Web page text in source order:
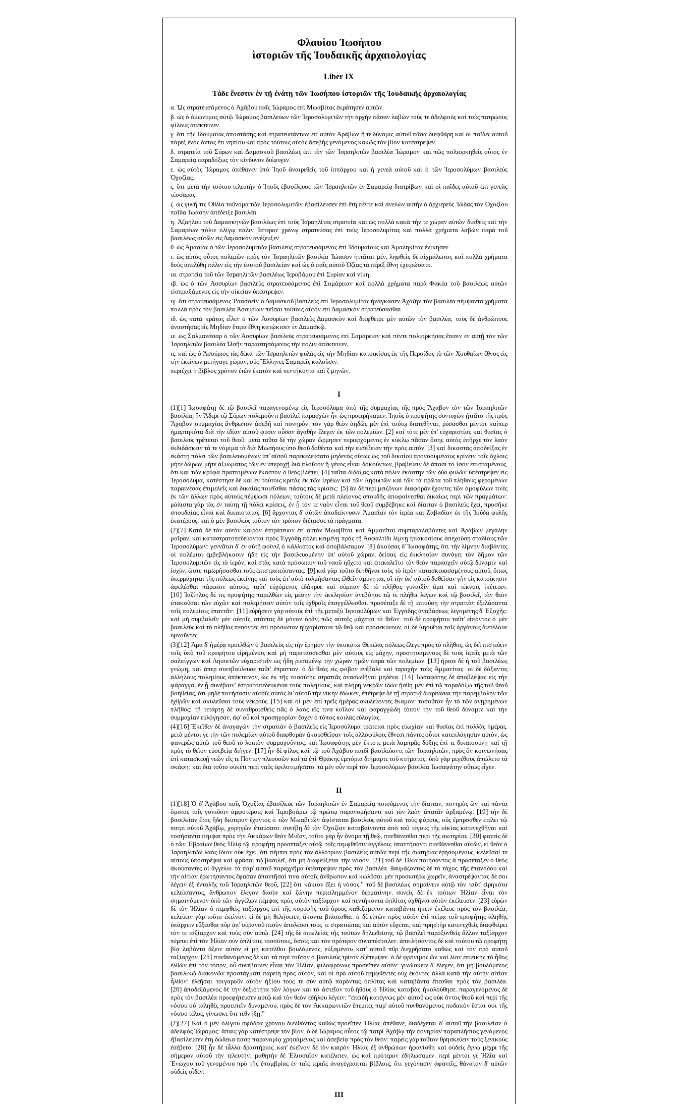
Φλαυίου Ἰωσήπου
ἱστοριῶν τῆς Ἰουδαικῆς ἀρχαιολογίας
Liber IX
Τάδε ἔνεστιν ἐν τῇ ἐνάτῃ τῶν Ἰωσήπου ἱστοριῶν τῆς Ἰουδαικῆς ἀρχαιολογίας
α. Ὡς στρατευσάμενος ὁ Ἀχάβου παῖς Ἰώραμος ἐπὶ Μωαβίτας ἐκράτησεν αὐτῶν.
β. ὡς ὁ ὁμώνυμος αὐτῷ Ἰώραμος βασιλεύων τῶν Ἱεροσολυμιτῶν τὴν ἀρχὴν πᾶσαν λαβὼν τούς τε ἀδελφοὺς καὶ τοὺς πατρῴους
φίλους ἀπέκτεινεν.
γ. ὅτι τῆς Ἰδουμαίας ἀποστάσης καὶ στρατευσάντων ἐπ' αὐτὸν Ἀράβων ἥ τε δύναμις αὐτοῦ πᾶσα διεφθάρη καὶ οἱ παῖδες αὐτοῦ
πάρεξ ἑνὸς ὄντος ἔτι νηπίου καὶ πρὸς τούτοις αὐτὸς ἀσεβὴς γενόμενος κακῶς τὸν βίον κατέστρεψεν.
δ. στρατεία τοῦ Σύρων καὶ Δαμασκοῦ βασιλέως ἐπὶ τὸν τῶν Ἰσραηλιτῶν βασιλέα Ἰώραμον καὶ πῶς πολιορκηθεὶς οὗτος ἐν
Σαμαρείᾳ παραδόξως τὸν κίνδυνον διέφυγεν.
ε. ὡς αὐτὸς Ἰώραμος ἀπέθανεν ὑπὸ Ἰηοῦ ἀναιρεθεὶς τοῦ ἱππάρχου καὶ ἡ γενεὰ αὐτοῦ καὶ ὁ τῶν Ἱεροσολύμων βασιλεὺς
Ὀχοζίας.
ς. ὅτι μετὰ τὴν τούτου τελευτὴν ὁ Ἰηοῦς ἐβασίλευσε τῶν Ἰσραηλιτῶν ἐν Σαμαρείᾳ διατρίβων καὶ οἱ παῖδες αὐτοῦ ἐπὶ γενεὰς
τέσσαρας.
ζ. ὡς γυνή τις Ὀθλία τοὔνομα τῶν Ἱεροσολυμιτῶν ἐβασίλευσεν ἐπὶ ἔτη πέντε καὶ ἀνελὼν αὐτὴν ὁ ἀρχιερεὺς Ἰώδας τὸν Ὀχοζίου
παῖδα Ἰωάσην ἀπέδειξε βασιλέα.
η. Ἀζαήλου τοῦ Δαμασκηνῶν βασιλέως ἐπὶ τοὺς Ἰσραηλίτας στρατεία καὶ ὡς πολλὰ κακὰ τήν τε χώραν αὐτῶν διαθεὶς καὶ τὴν
Σαμαρέων πόλιν ὀλίγῳ πάλιν ὕστερον χρόνῳ στρατεύσας ἐπὶ τοὺς Ἱεροσολυμίτας καὶ πολλὰ χρήματα λαβὼν παρὰ τοῦ
βασιλέως αὐτῶν εἰς Δαμασκὸν ἀνέζευξεν.
θ. ὡς Ἀμασίας ὁ τῶν Ἱεροσολυμιτῶν βασιλεὺς στρατευσάμενος ἐπὶ Ἰδουμαίους καὶ Ἀμαληκίτας ἐνίκησεν.
ι. ὡς αὐτὸς οὗτος πολεμῶν πρὸς τὸν Ἰσραηλιτῶν βασιλέα Ἰώασον ἡττᾶται μέν, ληφθεὶς δὲ αἰχμάλωτος καὶ πολλὰ χρήματα
δοὺς ἀπελύθη πάλιν εἰς τὴν ἑαυτοῦ βασιλείαν καὶ ὡς ὁ παῖς αὐτοῦ Ὀζίας τὰ πέριξ ἔθνη ἐχειρώσατο.
ια. στρατεία τοῦ τῶν Ἰσραηλιτῶν βασιλέως Ἱεροβάμου ἐπὶ Συρίαν καὶ νίκη.
ιβ. ὡς ὁ τῶν Ἀσσυρίων βασιλεὺς στρατευσάμενος ἐπὶ Σαμάρειαν καὶ πολλὰ χρήματα παρὰ Φακέα τοῦ βασιλέως αὐτῶν
εἰσπραξάμενος εἰς τὴν οἰκείαν ὑπέστρεψεν.
ιγ. ὅτι στρατευσάμενος Ῥαασσεὶν ὁ Δαμασκοῦ βασιλεὺς ἐπὶ Ἱεροσολυμίτας ἠνάγκασεν Ἀχάζην τὸν βασιλέα πέμψαντα χρήματα
πολλὰ πρὸς τὸν βασιλέα Ἀσσυρίων πεῖσαι τούτοις αὐτὸν ἐπὶ Δαμασκὸν στρατεύσασθαι.
ιδ. ὡς κατὰ κράτος εἷλεν ὁ τῶν Ἀσσυρίων βασιλεὺς Δαμασκὸν καὶ διέφθειρε μὲν αὐτῶν τὸν βασιλέα, τοὺς δὲ ἀνθρώπους
ἀναστήσας εἰς Μηδίαν ἕτερα ἔθνη κατῴκισεν ἐν Δαμασκῷ.
ιε. ὡς Σαλμανάσαρ ὁ τῶν Ἀσσυρίων βασιλεὺς στρατευσάμενος ἐπὶ Σαμάρειαν καὶ πέντε πολιορκήσας ἔτεσιν ἐν αὐτῇ τὸν τῶν
Ἰσραηλιτῶν βασιλέα Ὠσῆν παραστησάμενος τὴν πόλιν ἀπέκτεινεν,
ις. καὶ ὡς ὁ Ἀσσύριος τὰς δέκα τῶν Ἰσραηλιτῶν φυλὰς εἰς τὴν Μηδίαν κατοικίσας ἐκ τῆς Περσίδος τὸ τῶν Χουθαίων ἔθνος εἰς
τὴν ἐκείνων μετήγαγε χώραν, οὓς Ἕλληνες Σαμαρεῖς καλοῦσιν.
περιέχει ἡ βίβλος χρόνον ἐτῶν ἑκατὸν καὶ πεντήκοντα καὶ ζ μηνῶν.
I
(1)[1] Ἰωσαφάτῃ δὲ τῷ βασιλεῖ παραγενομένῳ εἰς Ἱεροσόλυμα ἀπὸ τῆς συμμαχίας τῆς πρὸς Ἄχαβον τὸν τῶν Ἰσραηλιτῶν
βασιλέα, ἣν Ἄδερι τῷ Σύρων πολεμοῦντι βασιλεῖ παρασχὼν ἦν ὡς προειρήκαμεν, Ἰηοῦς ὁ προφήτης συντυχὼν ᾐτιᾶτο τῆς πρὸς
Ἄχαβον συμμαχίας ἄνθρωπον ἀσεβῆ καὶ πονηρόν: τὸν γὰρ θεὸν ἀηδῶς μὲν ἐπὶ τούτῳ διατεθῆναι, ῥύσασθαι μέντοι καίπερ
ἡμαρτηκότα διὰ τὴν ἰδίαν αὐτοῦ φύσιν οὖσαν ἀγαθὴν ἔλεγεν ἐκ τῶν πολεμίων. [2] καὶ τότε μὲν ἐπ' εὐχαριστίας καὶ θυσίας ὁ
βασιλεὺς τρέπεται τοῦ θεοῦ: μετὰ ταῦτα δὲ τὴν χώραν ὥρμησεν περιερχόμενος ἐν κύκλῳ πᾶσαν ὅσης αὐτὸς ἐπῆρχε τὸν λαὸν
ἐκδιδάσκειν τά τε νόμιμα τὰ διὰ Μωσήους ὑπὸ θεοῦ δοθέντα καὶ τὴν εὐσέβειαν τὴν πρὸς αὐτόν. [3] καὶ δικαστὰς ἀποδείξας ἐν
ἑκάστῃ πόλει τῶν βασιλευομένων ὑπ' αὐτοῦ παρεκελεύσατο μηδενὸς οὕτως ὡς τοῦ δικαίου προνοουμένους κρίνειν τοῖς ὄχλοις
μήτε δώρων μήτε ἀξιώματος τῶν ἐν ὑπεροχῇ διὰ πλοῦτον ἢ γένος εἶναι δοκούντων, βραβεύειν δὲ ἅπασι τὸ ἴσον ἐπισταμένους,
ὅτι καὶ τῶν κρύφα πραττομένων ἕκαστον ὁ θεὸς βλέπει. [4] ταῦτα διδάξας κατὰ πόλιν ἑκάστην τῶν δύο φυλῶν ὑπέστρεψεν εἰς
Ἱεροσόλυμα, κατέστησε δὲ καὶ ἐν τούτοις κριτὰς ἐκ τῶν ἱερέων καὶ τῶν Ληουιτῶν καὶ τῶν τὰ πρῶτα τοῦ πλήθους φερομένων
παραινέσας ἐπιμελεῖς καὶ δικαίας ποιεῖσθαι πάσας τὰς κρίσεις: [5] ἂν δὲ περὶ μειζόνων διαφορὰν ἔχοντες τῶν ὁμοφύλων τινὲς
ἐκ τῶν ἄλλων πρὸς αὐτοὺς πέμψωσι πόλεων, τούτοις δὲ μετὰ πλείονος σπουδῆς ἀποφαίνεσθαι δικαίως περὶ τῶν πραγμάτων:
μάλιστα γὰρ τὰς ἐν ταύτῃ τῇ πόλει κρίσεις, ἐν ᾗ τόν τε ναὸν εἶναι τοῦ θεοῦ συμβέβηκε καὶ δίαιταν ὁ βασιλεὺς ἔχει, προσῆκε
σπουδαίας εἶναι καὶ δικαιοτάτας. [6] ἄρχοντας δ' αὐτῶν ἀποδείκνυσιν Ἀμασίαν τὸν ἱερέα καὶ Ζαβαδίαν ἐκ τῆς Ἰούδα φυλῆς
ἑκατέρους. καὶ ὁ μὲν βασιλεὺς τοῦτον τὸν τρόπον διέτασσε τὰ πράγματα.
(2)[7] Κατὰ δὲ τὸν αὐτὸν καιρὸν ἐστράτευον ἐπ' αὐτὸν Μωαβῖται καὶ Ἀμμανῖται συμπαραλαβόντες καὶ Ἀράβων μεγάλην
μοῖραν, καὶ καταστρατοπεδεύονται πρὸς Ἐγγάδῃ πόλει κειμένῃ πρὸς τῇ Ἀσφαλτίδι λίμνῃ τριακοσίους ἀπεχούσῃ σταδίους τῶν
Ἱεροσολύμων: γεννᾶται δ' ἐν αὐτῇ φοίνιξ ὁ κάλλιστος καὶ ὀποβάλσαμον. [8] ἀκούσας δ' Ἰωσαφάτης, ὅτι τὴν λίμνην διαβάντες
οἱ πολέμιοι ἐμβεβλήκασιν ἤδη εἰς τὴν βασιλευομένην ὑπ' αὐτοῦ χώραν, δείσας εἰς ἐκκλησίαν συνάγει τὸν δῆμον τῶν
Ἱεροσολυμιτῶν εἰς τὸ ἱερόν, καὶ στὰς κατὰ πρόσωπον τοῦ ναοῦ ηὔχετο καὶ ἐπεκαλεῖτο τὸν θεὸν παρασχεῖν αὐτῷ δύναμιν καὶ
ἰσχύν, ὥστε τιμωρήσασθαι τοὺς ἐπιστρατεύσαντας: [9] καὶ γὰρ τοῦτο δεηθῆναι τοὺς τὸ ἱερὸν κατασκευασαμένους αὐτοῦ, ὅπως
ὑπερμάχηται τῆς πόλεως ἐκείνης καὶ τοὺς ἐπ' αὐτὸ τολμήσαντας ἐλθεῖν ἀμύνηται, οἳ τὴν ὑπ' αὐτοῦ δοθεῖσαν γῆν εἰς κατοίκησιν
ἀφελέσθαι πάρεισιν αὐτούς. ταῦτ' εὐχόμενος ἐδάκρυε καὶ σύμπαν δὲ τὸ πλῆθος γυναιξὶν ἅμα καὶ τέκνοις ἱκέτευεν.
[10] Ἰαζίηλος δέ τις προφήτης παρελθὼν εἰς μέσην τὴν ἐκκλησίαν ἀνεβόησε τῷ τε πλήθει λέγων καὶ τῷ βασιλεῖ, τὸν θεὸν
ἐπακοῦσαι τῶν εὐχῶν καὶ πολεμήσειν αὐτὸν τοῖς ἐχθροῖς ἐπαγγέλλεσθαι. προσέταξε δὲ τῇ ἐπιούσῃ τὴν στρατιὰν ἐξελάσαντα
τοῖς πολεμίοις ὑπαντᾶν: [11] εὑρήσειν γὰρ αὐτοὺς ἐπὶ τῆς μεταξὺ Ἱεροσολύμων καὶ Ἐγγάδης ἀναβάσεως λεγομένης δ' Ἐξοχῆς:
καὶ μὴ συμβαλεῖν μὲν αὐτοῖς, στάντας δὲ μόνον ὁρᾶν, πῶς αὐτοῖς μάχεται τὸ θεῖον. τοῦ δὲ προφήτου ταῦτ' εἰπόντος ὁ μὲν
βασιλεὺς καὶ τὸ πλῆθος πεσόντες ἐπὶ πρόσωπον ηὐχαρίστουν τῷ θεῷ καὶ προσεκύνουν, οἱ δὲ Ληουῖται τοῖς ὀργάνοις διετέλουν
ὑμνοῦντες.
(3)[12] Ἅμα δ' ἡμέρᾳ προελθὼν ὁ βασιλεὺς εἰς τὴν ἔρημον τὴν ὑποκάτω Θεκώας πόλεως ἔλεγε πρὸς τὸ πλῆθος, ὡς δεῖ πιστεύειν
τοῖς ὑπὸ τοῦ προφήτου εἰρημένοις καὶ μὴ παρατάσσεσθαι μὲν αὐτοὺς εἰς μάχην, προστησαμένους δὲ τοὺς ἱερεῖς μετὰ τῶν
σαλπίγγων καὶ Ληουιτῶν εὐχαριστεῖν ὡς ἤδη ῥυσαμένῳ τὴν χώραν ἡμῶν παρὰ τῶν πολεμίων. [13] ἤρεσε δὲ ἡ τοῦ βασιλέως
γνώμη, καὶ ἅπερ συνεβούλευσε ταῦτ' ἔπραττον. ὁ δὲ θεὸς εἰς φόβον ἐνέβαλε καὶ ταραχὴν τοὺς Ἀμμανίτας: οἱ δὲ δόξαντες
ἀλλήλους πολεμίους ἀπέκτεινον, ὡς ἐκ τῆς τοσαύτης στρατιᾶς ἀνασωθῆναι μηδένα. [14] Ἰωσαφάτης δὲ ἀποβλέψας εἰς τὴν
φάραγγα, ἐν ᾗ συνέβαιν' ἐστρατοπεδευκέναι τοὺς πολεμίους, καὶ πλήρη νεκρῶν ἰδὼν ἥσθη μὲν ἐπὶ τῷ παραδόξῳ τῆς τοῦ θεοῦ
βοηθείας, ὅτι μηδὲ πονήσασιν αὐτοῖς αὐτὸς δι' αὑτοῦ τὴν νίκην ἔδωκεν, ἐπέτρεψε δὲ τῇ στρατιᾷ διαρπάσαι τὴν παρεμβολὴν τῶν
ἐχθρῶν καὶ σκυλεῦσαι τοὺς νεκρούς. [15] καὶ οἱ μὲν ἐπὶ τρεῖς ἡμέρας σκυλεύοντες ἔκαμον: τοσοῦτον ἦν τὸ τῶν ἀνῃρημένων
πλῆθος: τῇ τετάρτῃ δὲ συναθροισθεὶς πᾶς ὁ λαὸς εἴς τινα κοῖλον καὶ φαραγγώδη τόπον τὴν τοῦ θεοῦ δύναμιν καὶ τὴν
συμμαχίαν εὐλόγησαν, ἀφ' οὗ καὶ προσηγορίαν ἔσχεν ὁ τόπος κοιλὰς εὐλογίας.
(4)[16] Ἐκεῖθεν δὲ ἀναγαγὼν τὴν στρατιὰν ὁ βασιλεὺς εἰς Ἱεροσόλυμα τρέπεται πρὸς εὐωχίαν καὶ θυσίας ἐπὶ πολλὰς ἡμέρας.
μετὰ μέντοι γε τὴν τῶν πολεμίων αὐτοῦ διαφθορὰν ἀκουσθεῖσαν τοῖς ἀλλοφύλοις ἔθνεσι πάντες οὗτοι κατεπλάγησαν αὐτόν, ὡς
φανερῶς αὐτῷ τοῦ θεοῦ τὸ λοιπὸν συμμαχοῦντος. καὶ Ἰωσαφάτης μὲν ἔκτοτε μετὰ λαμπρᾶς δόξης ἐπί τε δικαιοσύνῃ καὶ τῇ
πρὸς τὸ θεῖον εὐσεβείᾳ διῆγεν: [17] ἦν δὲ φίλος καὶ τῷ τοῦ Ἀχάβου παιδὶ βασιλεύοντι τῶν Ἰσραηλιτῶν, πρὸς ὃν κοινωνήσας
ἐπὶ κατασκευῇ νεῶν εἴς τε Πόντον πλεουσῶν καὶ τὰ ἐπὶ Θρᾴκης ἐμπόρια διήμαρτε τοῦ κτήματος: ὑπὸ γὰρ μεγέθους ἀπώλετο τὰ
σκάφη: καὶ διὰ τοῦτο οὐκέτι περὶ ναῦς ἐφιλοτιμήσατο. τὰ μὲν οὖν περὶ τὸν Ἱεροσολύμων βασιλέα Ἰωσαφάτην οὕτως εἶχεν.
II
(1)[18] Ὁ δ' Ἀχάβου παῖς Ὀχοζίας ἐβασίλευε τῶν Ἰσραηλιτῶν ἐν Σαμαρείᾳ ποιούμενος τὴν δίαιταν, πονηρὸς ὢν καὶ πάντα
ὅμοιος τοῖς γονεῦσιν ἀμφοτέροις καὶ Ἱεροβοάμῳ τῷ πρώτῳ παρανομήσαντι καὶ τὸν λαὸν ἀπατᾶν ἀρξαμένῳ. [19] τὴν δὲ
βασιλείαν ἔτος ἤδη δεύτερον ἔχοντος ὁ τῶν Μωαβιτῶν ἀφίσταται βασιλεὺς αὐτοῦ καὶ τοὺς φόρους, οὓς ἔμπροσθεν ἐτέλει τῷ
πατρὶ αὐτοῦ Ἀχάβῳ, χορηγῶν ἐπαύσατο. συνέβη δὲ τὸν Ὀχοζίαν καταβαίνοντα ἀπὸ τοῦ τέγους τῆς οἰκίας κατενεχθῆναι καὶ
νοσήσαντα πέμψαι πρὸς τὴν Ἀκκάρων θεὸν Μυῖαν, τοῦτο γὰρ ἦν ὄνομα τῇ θεῷ, πυνθάνεσθαι περὶ τῆς σωτηρίας. [20] φανεὶς δὲ
ὁ τῶν Ἑβραίων θεὸς Ἠλίᾳ τῷ προφήτῃ προσέταξεν αὐτῷ τοῖς πεμφθεῖσιν ἀγγέλοις ὑπαντήσαντι πυνθάνεσθαι αὐτῶν, εἰ θεὸν ὁ
Ἰσραηλιτῶν λαὸς ἴδιον οὐκ ἔχει, ὅτι πέμπει πρὸς τὸν ἀλλότριον βασιλεὺς αὐτῶν περὶ τῆς σωτηρίας ἐρησομένους, κελεῦσαί τε
αὐτοὺς ὑποστρέψαι καὶ φράσαι τῷ βασιλεῖ, ὅτι μὴ διαφεύξεται τὴν νόσον. [21] τοῦ δὲ Ἠλία ποιήσαντος ἃ προσέταξεν ὁ θεὸς
ἀκούσαντες οἱ ἄγγελοι τὰ παρ' αὐτοῦ παραχρῆμα ὑπέστρεψαν πρὸς τὸν βασιλέα. θαυμάζοντος δὲ τὸ τάχος τῆς ἐπανόδου καὶ
τὴν αἰτίαν ἐρωτήσαντος ἔφασαν ἀπαντῆσαί τινα αὐτοῖς ἄνθρωπον καὶ κωλῦσαι μὲν προσωτέρω χωρεῖν, ἀναστρέψαντας δέ σοι
λέγειν ἐξ ἐντολῆς τοῦ Ἰσραηλιτῶν θεοῦ, [22] ὅτι κάκιον ἕξει ἡ νόσος.” τοῦ δὲ βασιλέως σημαίνειν αὐτῷ τὸν ταῦτ' εἰρηκότα
κελεύσαντος, ἄνθρωπον ἔλεγον δασὺν καὶ ζώνην περιειλημμένον δερματίνην. συνεὶς δὲ ἐκ τούτων Ἠλίαν εἶναι τὸν
σημαινόμενον ὑπὸ τῶν ἀγγέλων πέμψας πρὸς αὐτὸν ταξίαρχον καὶ πεντήκοντα ὁπλίτας ἀχθῆναι αὐτὸν ἐκέλευσεν. [23] εὑρὼν
δὲ τὸν Ἠλίαν ὁ πεμφθεὶς ταξίαρχος ἐπὶ τῆς κορυφῆς τοῦ ὄρους καθεζόμενον καταβάντα ἥκειν ἐκέλευε πρὸς τὸν βασιλέα:
κελεύειν γὰρ τοῦτο ἐκεῖνον: εἰ δὲ μὴ θελήσειεν, ἄκοντα βιάσεσθαι. ὁ δὲ εἰπὼν πρὸς αὐτὸν ἐπὶ πείρᾳ τοῦ προφήτης ἀληθὴς
ὑπάρχειν εὔξεσθαι πῦρ ἀπ' οὐρανοῦ πεσὸν ἀπολέσαι τούς τε στρατιώτας καὶ αὐτὸν εὔχεται, καὶ πρηστὴρ κατενεχθεὶς διαφθείρει
τόν τε ταξίαρχον καὶ τοὺς σὺν αὐτῷ. [24] τῆς δὲ ἀπωλείας τῆς τούτων δηλωθείσης τῷ βασιλεῖ παροξυνθεὶς ἄλλον ταξίαρχον
πέμπει ἐπὶ τὸν Ἠλίαν σὺν ὁπλίταις τοσούτοις, ὅσοις καὶ τὸν πρότερον συναπέστειλεν. ἀπειλήσαντος δὲ καὶ τούτου τῷ προφήτῃ
βίᾳ λαβόντα ἄξειν αὐτὸν εἰ μὴ κατέλθοι βουλόμενος, εὐξαμένου κατ' αὐτοῦ πῦρ διεχρήσατο καθὼς καὶ τὸν πρὸ αὐτοῦ
ταξίαρχον. [25] πυνθανόμενος δὲ καὶ τὰ περὶ τοῦτον ὁ βασιλεὺς τρίτον ἐξέπεμψεν. ὁ δὲ φρόνιμος ὢν καὶ λίαν ἐπιεικὴς τὸ ἦθος
ἐλθὼν ἐπὶ τὸν τόπον, οὗ συνέβαινεν εἶναι τὸν Ἠλίαν, φιλοφρόνως προσεῖπεν αὐτόν: γινώσκειν δ' ἔλεγεν, ὅτι μὴ βουλόμενος
βασιλικῷ διακονῶν προστάγματι παρείη πρὸς αὐτόν, καὶ οἱ πρὸ αὐτοῦ πεμφθέντες οὐχ ἑκόντες ἀλλὰ κατὰ τὴν αὐτὴν αἰτίαν
ἦλθον: ἐλεῆσαι τοιγαροῦν αὐτὸν ἠξίου τούς τε σὺν αὐτῷ παρόντας ὁπλίτας καὶ καταβάντα ἕπεσθαι πρὸς τὸν βασιλέα.
[26] ἀποδεξάμενος δὲ τὴν δεξιότητα τῶν λόγων καὶ τὸ ἀστεῖον τοῦ ἤθους ὁ Ἠλίας καταβὰς ἠκολούθησε. παραγενόμενος δὲ
πρὸς τὸν βασιλέα προεφήτευσεν αὐτῷ καὶ τὸν θεὸν ἐδήλου λέγειν: “ἐπειδὴ κατέγνως μὲν αὐτοῦ ὡς οὐκ ὄντος θεοῦ καὶ περὶ τῆς
νόσου οὐ τἀληθὲς προειπεῖν δυναμένου, πρὸς δὲ τὸν Ἀκκαρωνιτῶν ἔπεμπες παρ' αὐτοῦ πυνθανόμενος ποδαπὸν ἔσται σοι τῆς
νόσου τέλος, γίνωσκε ὅτι τεθνήξῃ.”
(2)[27] Καὶ ὁ μὲν ὀλίγου σφόδρα χρόνου διελθόντος καθὼς προεῖπεν Ἠλίας ἀπέθανε, διαδέχεται δ' αὐτοῦ τὴν βασιλείαν ὁ
ἀδελφὸς Ἰώραμος: ἄπαις γὰρ κατέστρεψε τὸν βίον. ὁ δὲ Ἰώραμος οὗτος τῷ πατρὶ Ἀχάβῳ τὴν πονηρίαν παραπλήσιος γενόμενος
ἐβασίλευσεν ἔτη δώδεκα πάσῃ παρανομίᾳ χρησάμενος καὶ ἀσεβείᾳ πρὸς τὸν θεόν: παρεὶς γὰρ τοῦτον θρησκεύειν τοὺς ξενικοὺς
ἐσέβετο: [28] ἦν δὲ τἆλλα δραστήριος. κατ' ἐκεῖνον δὲ τὸν καιρὸν Ἠλίας ἐξ ἀνθρώπων ἠφανίσθη καὶ οὐδεὶς ἔγνω μέχρι τῆς
σήμερον αὐτοῦ τὴν τελευτήν: μαθητὴν δὲ Ἐλισσαῖον κατέλιπεν, ὡς καὶ πρότερον ἐδηλώσαμεν. περὶ μέντοι γε Ἠλία καὶ
Ἐνώχου τοῦ γενομένου πρὸ τῆς ἐπομβρίας ἐν ταῖς ἱεραῖς ἀναγέγραπται βίβλοις, ὅτι γεγόνασιν ἀφανεῖς, θάνατον δ' αὐτῶν
οὐδεὶς οἶδεν.
III